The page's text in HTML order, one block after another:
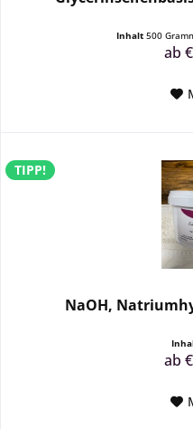
Inhalt 500
ab
TIPP!
NaOH,
ab